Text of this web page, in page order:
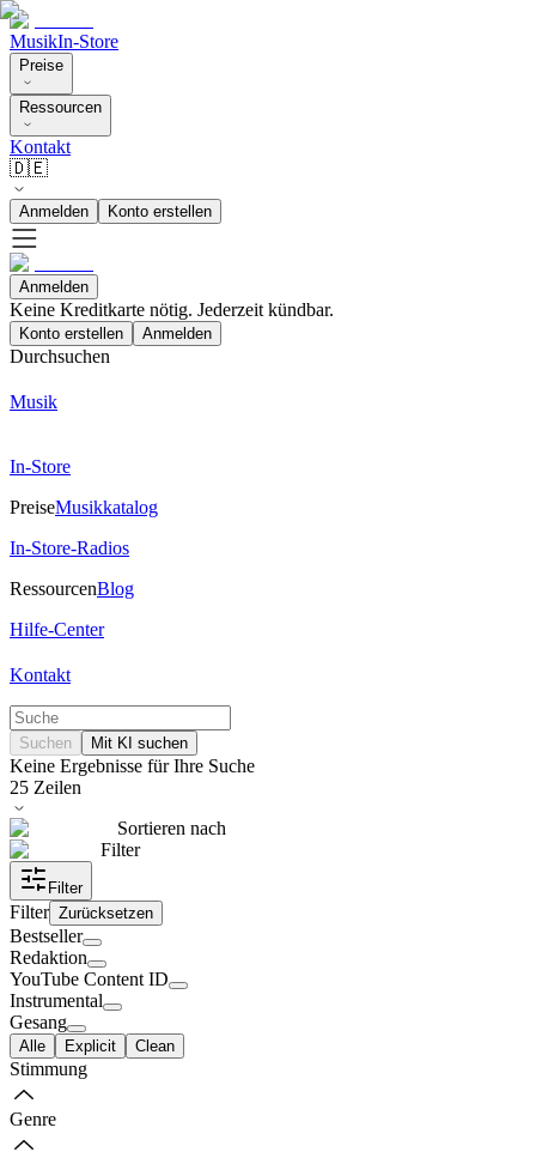
MusikIn-Store
Preise
Ressourcen
Kontakt
🇩🇪
Anmelden Konto erstellen
Anmelden
Keine Kreditkarte nötig. Jederzeit kündbar.
Konto erstellen Anmelden
Durchsuchen
Musik
In-Store
PreiseMusikkatalog
In-Store-Radios
RessourcenBlog
Hilfe-Center
Kontakt
Suchen Mit KI suchen
Keine Ergebnisse für Ihre Suche
25 Zeilen
Sortieren nach
Filter
Filter
Filter Zurücksetzen
Bestseller
Redaktion
YouTube Content ID
Instrumental
Gesang
Alle Explicit Clean
Stimmung
Genre